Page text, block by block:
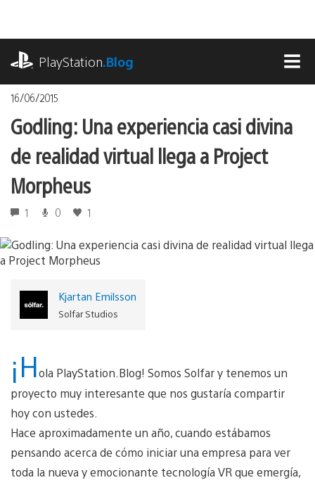
contenido
PlayStation.Blog
16/06/2015
Godling: Una experiencia casi divina
de realidad virtual llega a Project
Morpheus
1 0 1
Kjartan Emilsson
Solfar Studios
¡Hola PlayStation.Blog! Somos Solfar y tenemos un
proyecto muy interesante que nos gustaría compartir
hoy con ustedes.
Hace aproximadamente un año, cuando estábamos
pensando acerca de cómo iniciar una empresa para ver
toda la nueva y emocionante tecnología VR que emergía,